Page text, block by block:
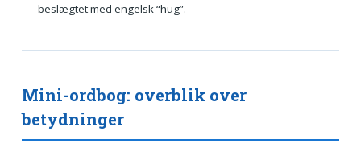
beslægtet med engelsk “hug”.
Mini-ordbog: overblik over
betydninger